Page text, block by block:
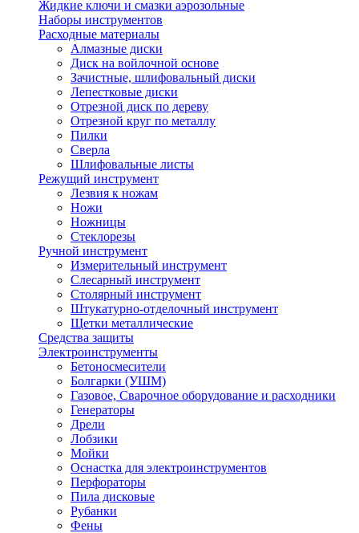
Жидкие ключи и смазки аэрозольные
Наборы инструментов
Расходные материалы
Алмазные диски
Диск на войлочной основе
Зачистные, шлифовальный диски
Лепестковые диски
Отрезной диск по дереву
Отрезной круг по металлу
Пилки
Сверла
Шлифовальные листы
Режущий инструмент
Лезвия к ножам
Ножи
Ножницы
Стеклорезы
Ручной инструмент
Измерительный инструмент
Слесарный инструмент
Столярный инструмент
Штукатурно-отделочный инструмент
Щетки металлические
Средства защиты
Электроинструменты
Бетоносмесители
Болгарки (УШМ)
Газовое, Сварочное оборудование и расходники
Генераторы
Дрели
Лобзики
Мойки
Оснастка для электроинструментов
Перфораторы
Пила дисковые
Рубанки
Фены